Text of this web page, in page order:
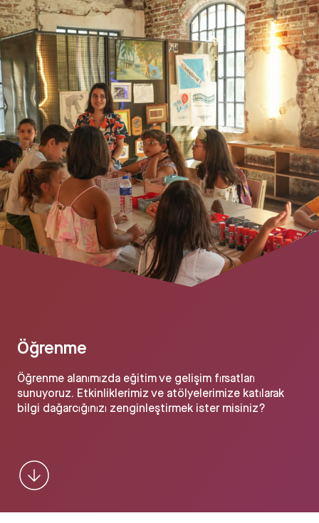
Öğrenme
Öğrenme alanımızda eğitim ve gelişim fırsatları
sunuyoruz. Etkinliklerimiz ve atölyelerimize katılarak
bilgi dağarcığınızı zenginleştirmek ister misiniz?